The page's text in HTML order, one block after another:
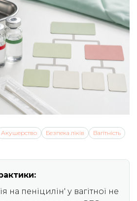
Акушерство Безпека ліків
Вагітність
на пеніцилін' у вагітної не